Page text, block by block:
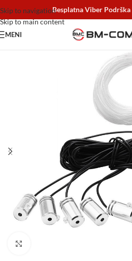
Skip to navigation
Skip to main content
Besplatna Viber Podrška
MENI